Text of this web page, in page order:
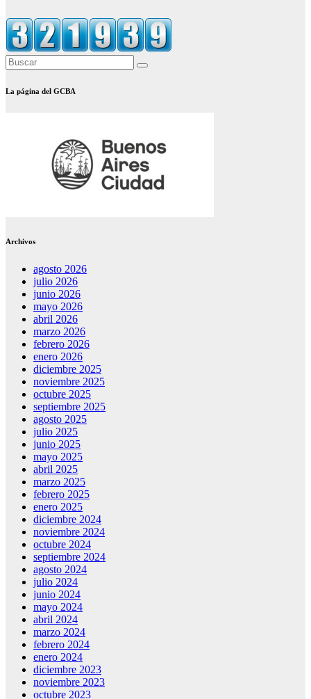
La página del GCBA
Archivos
agosto 2026
julio 2026
junio 2026
mayo 2026
abril 2026
marzo 2026
febrero 2026
enero 2026
diciembre 2025
noviembre 2025
octubre 2025
septiembre 2025
agosto 2025
julio 2025
junio 2025
mayo 2025
abril 2025
marzo 2025
febrero 2025
enero 2025
diciembre 2024
noviembre 2024
octubre 2024
septiembre 2024
agosto 2024
julio 2024
junio 2024
mayo 2024
abril 2024
marzo 2024
febrero 2024
enero 2024
diciembre 2023
noviembre 2023
octubre 2023